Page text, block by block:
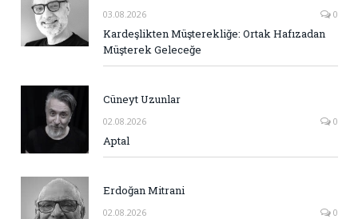
03.08.2026 0
Kardeşlikten Müşterekliğe: Ortak Hafızadan
Müşterek Geleceğe
Cüneyt Uzunlar
02.08.2026 0
Aptal
Erdoğan Mitrani
02.08.2026 0